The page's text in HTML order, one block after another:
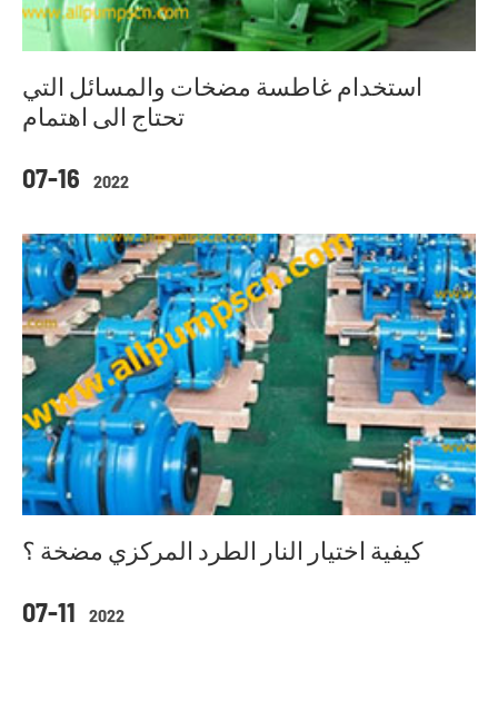
07-16 2022
استخدام غاطسة مضخات والمسائل التي
تحتاج الى اهتمام
07-11 2022
كيفية اختيار النار الطرد المركزي مضخة ؟